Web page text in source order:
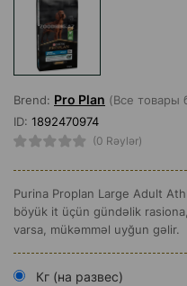
Brend: Pro Plan (Все товары
ID: 1892470974
(0 Rəylər)
Purina Proplan Large Adult
böyük it üçün gündəlik
varsa, mükəmməl uyğun gəlir.
Кг (на развес)